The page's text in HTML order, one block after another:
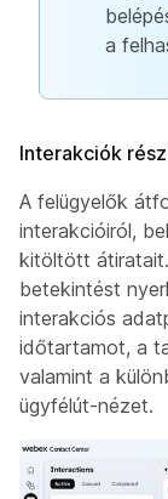
a
Interakciók
A felügyelők
interakcióiról,
kitöltött
betekintést
interakciós
időtartamot, a
valamint a
ügyfélút-nézet.